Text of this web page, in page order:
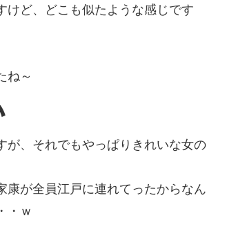
けど、どこも似たような感じです
ね～
が、それでもやっぱりきれいな女の
康が全員江戸に連れてったからなん
・ｗ